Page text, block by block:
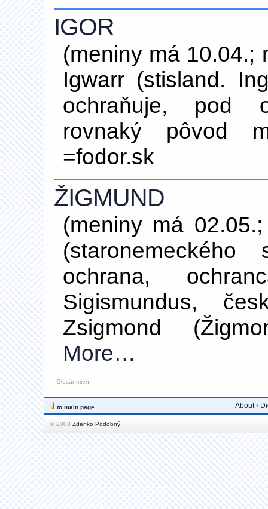
IGOR
(meniny má 10.04.;
Igwarr (stisland.
ochraňuje, pod
rovnaký pôvod
=fodor.sk
ŽIGMUND
(meniny má
ochrana,
Sigismundus,
Zsigmond
More…
Glosár mien
to main page About•
© 2008 Zdenko Podobný